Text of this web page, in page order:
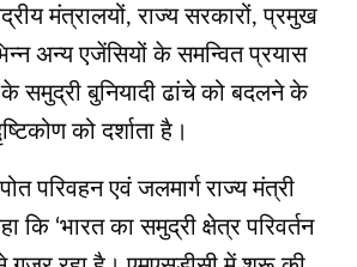
मंत्रालयों, राज्य सरकारों, प्रमुख
अन्य एजेंसियों के समन्वित प्रयास
समुद्री बुनियादी ढांचे को बदलने के
को दर्शाता है।
परिवहन एवं जलमार्ग राज्य मंत्री
कि ‘भारत का समुद्री क्षेत्र परिवर्तन